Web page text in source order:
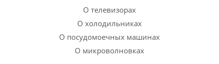
О телевизорах
О холодильниках
О посудомоечных машинах
О микроволновках